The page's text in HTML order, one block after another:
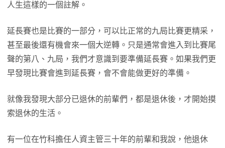
人生這樣的一個註解。
延長賽也是比賽的一部分，可以比正常的九局比賽更精采，
甚至最後還有機會來一個大逆轉。只是通常會進入到比賽尾
聲的第八、九局，我們才意識到要準備延長賽。如果我們更
早發現比賽會進到延長賽，會不會能做更好的準備。
就像我發現大部分已退休的前輩們，都是退休後，才開始摸
索退休的生活。
有一位在竹科擔任人資主管三十年的前輩和我說，他退休